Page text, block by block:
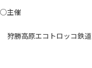
○主催
狩勝高原エコトロッコ鉄道